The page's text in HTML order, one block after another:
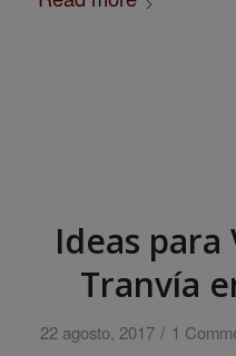
Ideas para
Tranvía
22 agosto, 2017 / 1